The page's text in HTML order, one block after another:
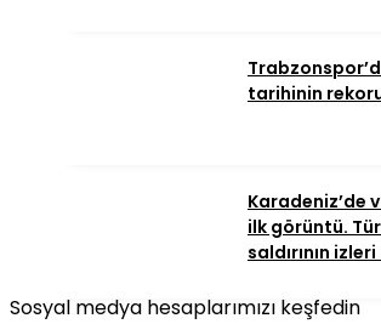
tarihinin rekoru
Karadeniz’de
ilk görüntü.
saldırının
Sosyal medya hesaplarımızı keşfedin